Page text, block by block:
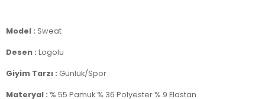
Model : Sweat
Desen : Logolu
Giyim Tarzı : Günlük/Spor
Materyal : % 55 Pamuk % 36 Polyester % 9 Elastan